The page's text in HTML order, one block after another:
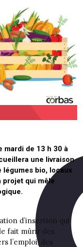
mardi de 13 h 30 à
une livraison
légumes bio, locaux
projet qui mêle
d’insertion qui
fait mûrir des
l’emploi, des